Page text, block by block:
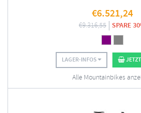
€6.521,24
€9.316,55 SPARE
LAGER-INFOS
Alle Mountainbikes